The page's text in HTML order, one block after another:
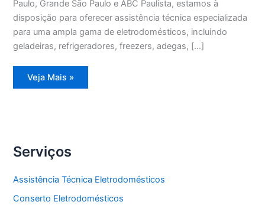
Paulo, Grande São Paulo e ABC Paulista, estamos à
disposição para oferecer assistência técnica especializada
para uma ampla gama de eletrodomésticos, incluindo
geladeiras, refrigeradores, freezers, adegas, […]
Assistência
Técnica
Veja Mais »
Serviços
Assistência Técnica Eletrodomésticos
Conserto Eletrodomésticos